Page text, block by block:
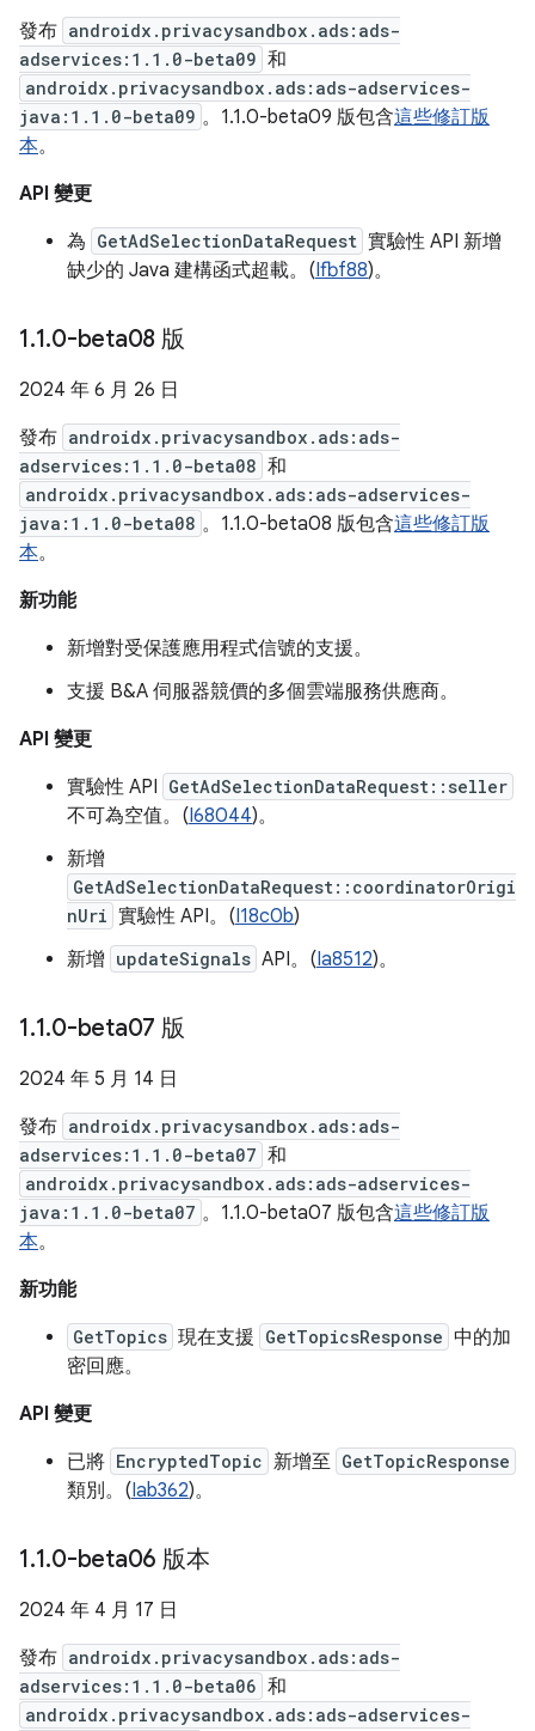
發布 androidx.privacysandbox.ads:ads-
adservices:1.1.0-beta09 和
androidx.privacysandbox.ads:ads-adservices-
java:1.1.0-beta09 。1.1.0-beta09 版包含這些修訂版
本。
API 變更
為 GetAdSelectionDataRequest 實驗性 API 新增
缺少的 Java 建構函式超載。(Ifbf88)。
1.1.0-beta08 版
2024 年 6 月 26 日
發布 androidx.privacysandbox.ads:ads-
adservices:1.1.0-beta08 和
androidx.privacysandbox.ads:ads-adservices-
java:1.1.0-beta08 。1.1.0-beta08 版包含這些修訂版
本。
新功能
新增對受保護應用程式信號的支援。
支援 B&A 伺服器競價的多個雲端服務供應商。
API 變更
實驗性 API GetAdSelectionDataRequest::seller
不可為空值。(I68044)。
新增
GetAdSelectionDataRequest::coordinatorOrigi
nUri 實驗性 API。(I18c0b)
新增 updateSignals API。(Ia8512)。
1.1.0-beta07 版
2024 年 5 月 14 日
發布 androidx.privacysandbox.ads:ads-
adservices:1.1.0-beta07 和
androidx.privacysandbox.ads:ads-adservices-
java:1.1.0-beta07 。1.1.0-beta07 版包含這些修訂版
本。
新功能
GetTopics 現在支援 GetTopicsResponse 中的加
密回應。
API 變更
已將 EncryptedTopic 新增至 GetTopicResponse
類別。(Iab362)。
1.1.0-beta06 版本
2024 年 4 月 17 日
發布 androidx.privacysandbox.ads:ads-
adservices:1.1.0-beta06 和
androidx.privacysandbox.ads:ads-adservices-